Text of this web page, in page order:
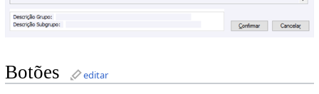
Botões editar